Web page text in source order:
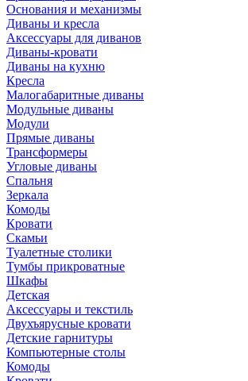
Основания и механизмы
Диваны и кресла
Аксессуары для диванов
Диваны-кровати
Диваны на кухню
Кресла
Малогабаритные диваны
Модульные диваны
Модули
Прямые диваны
Трансформеры
Угловые диваны
Спальня
Зеркала
Комоды
Кровати
Скамьи
Туалетные столики
Тумбы прикроватные
Шкафы
Детская
Аксессуары и текстиль
Двухъярусные кровати
Детские гарнитуры
Компьютерные столы
Комоды